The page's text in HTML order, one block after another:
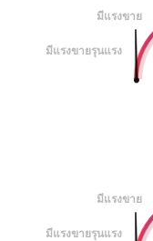
มีแรงขาย
มีแรงขายรุนแรง
มีแรงขาย
มีแรงขายรุนแรง